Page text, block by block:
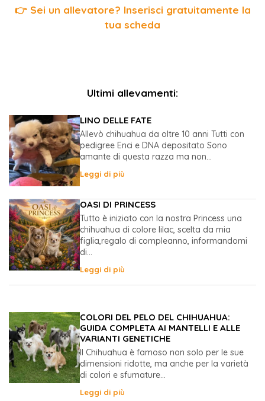
👉 Sei un allevatore? Inserisci gratuitamente la
tua scheda
Ultimi allevamenti:
LINO DELLE FATE
Allevò chihuahua da oltre 10 anni Tutti con
pedigree Enci e DNA depositato Sono
amante di questa razza ma non...
Leggi di più
OASI DI PRINCESS
Tutto è iniziato con la nostra Princess una
chihuahua di colore lilac, scelta da mia
figlia,regalo di compleanno, informandomi
di...
Leggi di più
COLORI DEL PELO DEL CHIHUAHUA:
GUIDA COMPLETA AI MANTELLI E ALLE
VARIANTI GENETICHE
Il Chihuahua è famoso non solo per le sue
dimensioni ridotte, ma anche per la varietà
di colori e sfumature...
Leggi di più